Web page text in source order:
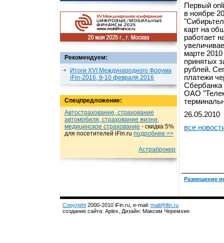
Рекомендуем:
Итоги XVI Международного Форума
iFin-2016, 9-10 февраля 2016
Спецпредложение:
Автострахование, страхование
автомобиля, страхование жизни,
медицинское страхование - cкидка 5%
для посетителей iFin.ru подробнеe >>
Астраброкер
Первый
в ноябре
карт на
работает
марте
принятых
рублей.
платежи
Сбербанка
ОАО
26.05.2010
все
Размещение
Copyright 2000-2010 iFin.ru, e-mail: mail@ifin.ru
создание сайта: Aplex, Дизайн: Максим Черемхин